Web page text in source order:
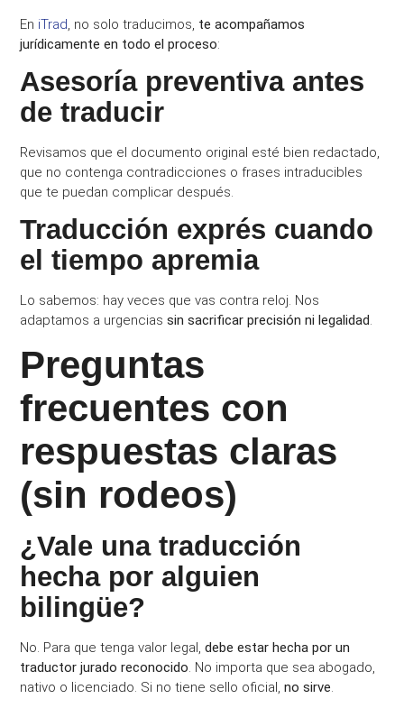
En iTrad , no solo traducimos, te acompañamos
jurídicamente en todo el proceso:
Asesoría preventiva antes
de traducir
Revisamos que el documento original esté bien redactado,
que no contenga contradicciones o frases intraducibles
que te puedan complicar después.
Traducción exprés cuando
el tiempo apremia
Lo sabemos: hay veces que vas contra reloj. Nos
adaptamos a urgenciassin sacrificar precisión ni legalidad.
Preguntas
frecuentes con
respuestas claras
(sin rodeos)
¿Vale una traducción
hecha por alguien
bilingüe?
No. Para que tenga valor legal,debe estar hecha por un
traductor jurado reconocido. No importa que sea abogado,
nativo o licenciado. Si no tiene sello oficial,no sirve.